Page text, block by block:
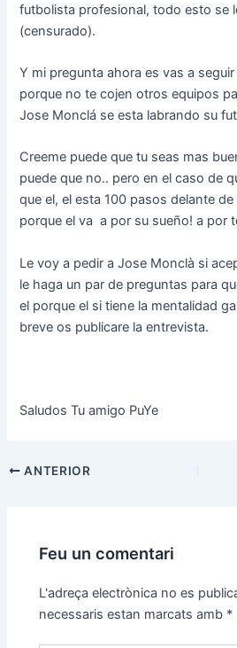
futbolista profesional, todo esto se
(censurado).
Y mi pregunta ahora es vas a
porque no te cojen otros equipos
Jose Monclá se esta labrando su
Creeme puede que tu seas mas
puede que no.. pero en el caso de
que el, el esta 100 pasos delante
porque el va a por su sueño! a por
Le voy a pedir a Jose Monclà si
le haga un par de preguntas para
el porque el si tiene la mentalidad
breve os publicare la entrevista.
Saludos Tu amigo PuYe
Navegació
ANTERIOR
Feu un comentari
L'adreça electrònica no es
necessaris estan marcats amb *